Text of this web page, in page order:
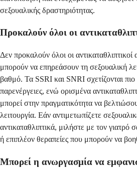
σεξουαλικής δραστηριότητας.
Προκαλούν όλοι οι
Δεν προκαλούν όλοι οι
μπορούν να επηρεάσουν τη σεξουαλική
βαθμό. Τα SSRI και SNRI σχετίζονται
παρενέργειες, ενώ ορισμένα
μπορεί στην πραγματικότητα να
λειτουργία. Εάν αντιμετωπίζετε
αντικαταθλιπτικά, μιλήστε με τον γιατρό
ή επιπλέον θεραπείες που μπορούν να
Μπορεί η ανωργασμία να